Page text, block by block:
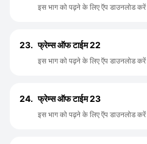
इस भाग को पढ़ने के लिए ऍप डाउनलोड करें
23. फ्रेम्स ऑफ टाईम 22
इस भाग को पढ़ने के लिए ऍप डाउनलोड करें
24. फ्रेम्स ऑफ टाईम 23
इस भाग को पढ़ने के लिए ऍप डाउनलोड करें